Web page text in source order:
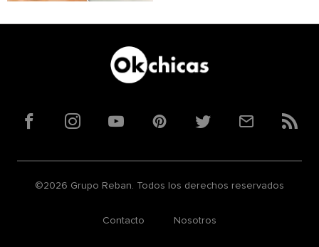
FacebookInstagramYouTubePinterestTwitterCorreoRSS
©2026 Grupo Reban. Todos los derechos reservados
Contacto Nosotros